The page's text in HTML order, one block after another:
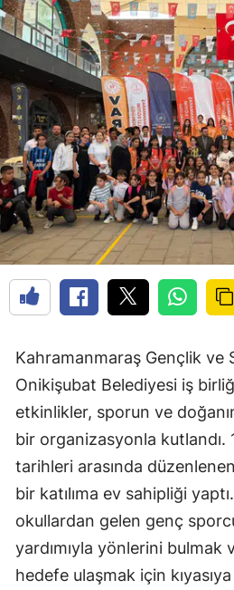
Kahramanmaraş Gençlik ve
Onikişubat Belediyesi iş
etkinlikler, sporun ve
bir organizasyonla kutlandı.
tarihleri arasında
bir katılıma ev sahipliği
okullardan gelen genç
yardımıyla yönlerini bulmak
hedefe ulaşmak için